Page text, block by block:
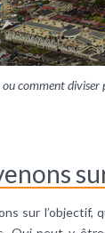
comment diviser
sur l’objectif,